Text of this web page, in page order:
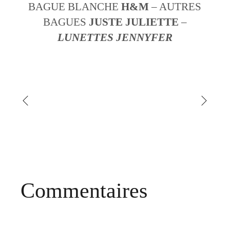
BAGUE BLANCHEH&M– AUTRES
BAGUES JUSTE JULIETTE –
LUNETTES JENNYFER
Commentaires